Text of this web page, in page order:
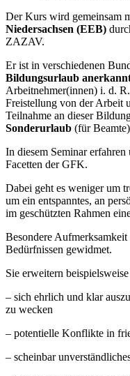
Der Kurs wird gemeinsam
Niedersachsen (EEB)
ZAZAV.
Er ist in verschiedenen
Bildungsurlaub
Arbeitnehmer(innen) i. d.
Freistellung von der Arbeit
Teilnahme an dieser
Sonderurlaub (für
In diesem Seminar
Facetten der GFK.
Dabei geht es weniger um
um ein entspanntes, an
im geschützten Rahmen
Besondere
Bedürfnissen gewidmet.
Sie erweitern
– sich ehrlich und klar
zu wecken
– potentielle Konflikte in
– scheinbar